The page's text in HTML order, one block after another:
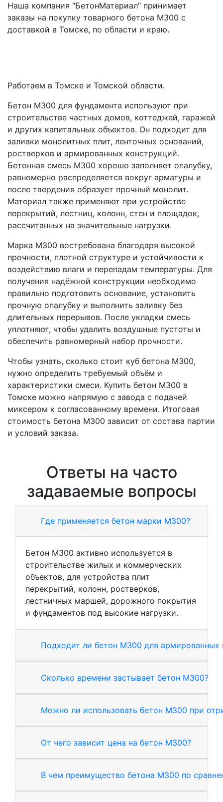
Наша компания "БетонМатериал" принимает
заказы на покупку товарного бетона M300 с
доставкой в Томске, по области и краю.
Работаем в Томске и Томской области.
Бетон М300 для фундамента используют при
строительстве частных домов, коттеджей, гаражей
и других капитальных объектов. Он подходит для
заливки монолитных плит, ленточных оснований,
ростверков и армированных конструкций.
Бетонная смесь М300 хорошо заполняет опалубку,
равномерно распределяется вокруг арматуры и
после твердения образует прочный монолит.
Материал также применяют при устройстве
перекрытий, лестниц, колонн, стен и площадок,
рассчитанных на значительные нагрузки.
Марка М300 востребована благодаря высокой
прочности, плотной структуре и устойчивости к
воздействию влаги и перепадам температуры. Для
получения надёжной конструкции необходимо
правильно подготовить основание, установить
прочную опалубку и выполнить заливку без
длительных перерывов. После укладки смесь
уплотняют, чтобы удалить воздушные пустоты и
обеспечить равномерный набор прочности.
Чтобы узнать, сколько стоит куб бетона М300,
нужно определить требуемый объём и
характеристики смеси. Купить бетон М300 в
Томске можно напрямую с завода с подачей
миксером к согласованному времени. Итоговая
стоимость бетона М300 зависит от состава партии
и условий заказа.
Ответы на часто
задаваемые вопросы
Где применяется бетон марки М300?
Бетон М300 активно используется в
строительстве жилых и коммерческих
объектов, для устройства плит
перекрытий, колонн, ростверков,
лестничных маршей, дорожного покрытия
и фундаментов под высокие нагрузки.
Подходит ли бетон М300 для армированных
Сколько времени застывает бетон М300?
Можно ли использовать бетон М300 при
От чего зависит цена на бетон М300?
В чем преимущество бетона М300 по